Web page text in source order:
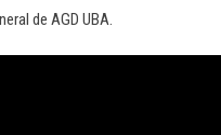
de AGD UBA.